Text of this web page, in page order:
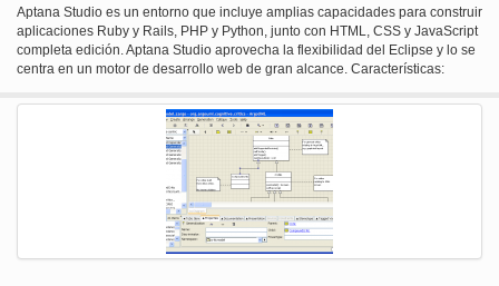
EE, Java ME, JavaFX, Ruby, Groovy, PHP, C/C++, UML o SOA, incluyendo
una amplia variedad de otras características de los proveedores de terceros.
Aptana Studio es un entorno que incluye amplias capacidades para construir
aplicaciones Ruby y Rails, PHP y Python, junto con HTML, CSS y JavaScript
completa edición. Aptana Studio aprovecha la flexibilidad del Eclipse y lo se
centra en un motor de desarrollo web de gran alcance. Características:
Depurador integrado; Git integración; Incorporado en la Terminal;